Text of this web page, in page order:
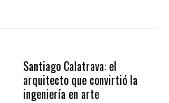
Santiago Calatrava: el
arquitecto que convirtió la
ingeniería en arte